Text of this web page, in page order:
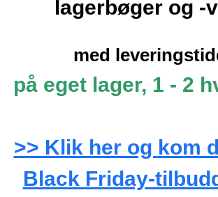
lagerbøger og -
med
på eget lager, 1 - 2
>> Klik her og kom
Black Friday-